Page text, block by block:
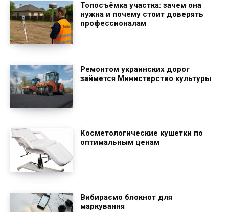
Топосъёмка участка: зачем она
нужна и почему стоит доверять
профессионалам
Ремонтом украинских дорог
займется Министерство культуры
Косметологические кушетки по
оптимальным ценам
Вибираємо блокнот для
маркування